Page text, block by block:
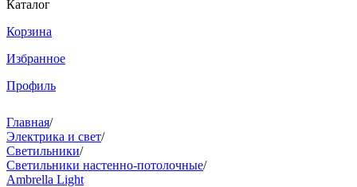
Каталог
Корзина
Избранное
Профиль
Главная/
Электрика и свет/
Светильники/
Светильники настенно-потолочные/
Ambrella Light